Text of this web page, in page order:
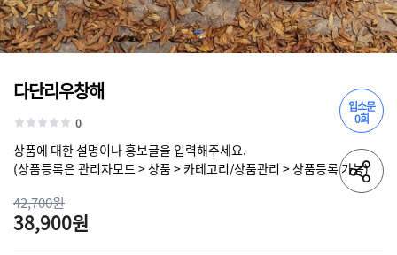
입소문
0회
다단리우창해
0
상품에 대한 설명이나 홍보글을 입력해주세요.
(상품등록은 관리자모드 > 상품 > 카테고리/상품관리 > 상품등록 가능)
42,700원
38,900원